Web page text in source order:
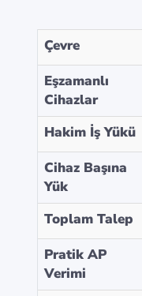
Çevre
Eşzamanlı
Cihazlar
Hakim İş Yükü
Cihaz Başına
Yük
Toplam Talep
Pratik AP
Verimi